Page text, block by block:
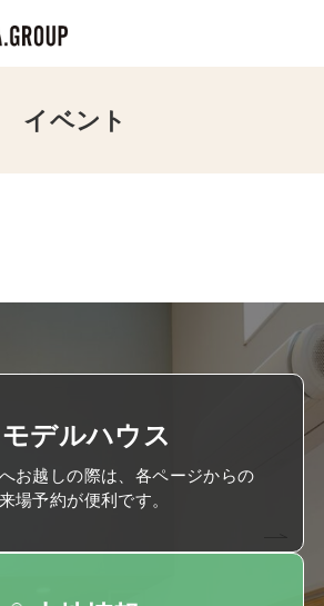
イベント
モデルハウス
お越しの際は、各ページからの
場予約が便利です。